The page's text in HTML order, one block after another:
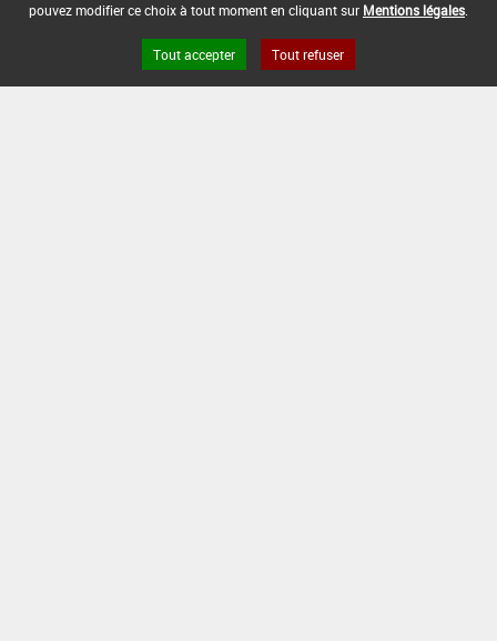
DATE DE FIN DE DISTRIBUTION :
DATE DE FIN D'UTILISATION :
pouvez modifier ce choix à tout moment en cliquant sur Mentions légales
Tout accepter Tout refuser